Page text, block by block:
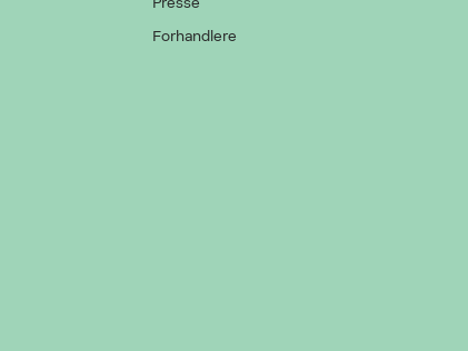
Presse
Forhandlere